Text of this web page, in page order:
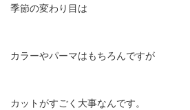
季節の変わり目は
カラーやパーマはもちろんですが
カットがすごく大事なんです。